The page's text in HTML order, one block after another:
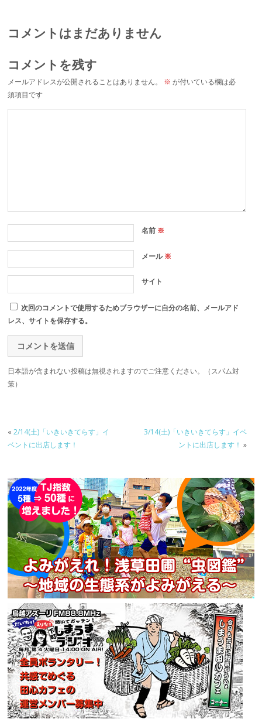
コメントはまだありません
コメントを残す
メールアドレスが公開されることはありません。 ※ が付いている欄は必
須項目です
名前 ※
メール※
サイト
次回のコメントで使用するためブラウザーに自分の名前、メールアド
レス、サイトを保存する。
日本語が含まれない投稿は無視されますのでご注意ください。（スパム対
策）
«2/14(土)「いきいきてらす」イ
ベントに出店します！
3/14(土)「いきいきてらす」イベ
ントに出店します！ »